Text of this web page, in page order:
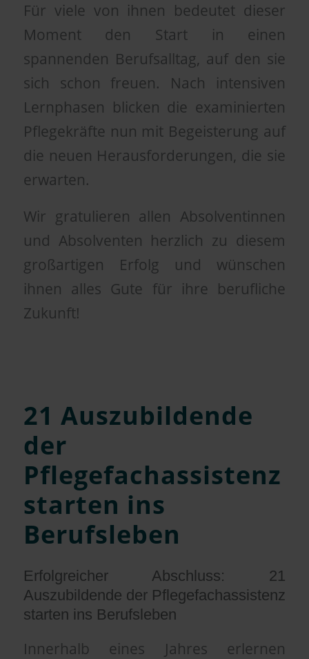
Für viele von ihnen bedeutet dieser
Moment den Start in einen
spannenden Berufsalltag, auf den sie
sich schon freuen. Nach intensiven
Lernphasen blicken die examinierten
Pflegekräfte nun mit Begeisterung auf
die neuen Herausforderungen, die sie
erwarten.
Wir gratulieren allen Absolventinnen
und Absolventen herzlich zu diesem
großartigen Erfolg und wünschen
ihnen alles Gute für ihre berufliche
Zukunft!
21 Auszubildende
der
Pflegefachassistenz
starten ins
Berufsleben
Erfolgreicher Abschluss: 21
Auszubildende der Pflegefachassistenz
starten ins Berufsleben
Innerhalb eines Jahres erlernen